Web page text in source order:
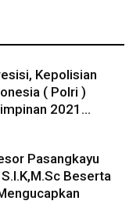
Kepolisian
( Polri )
2021...
Pasangkayu
Beserta